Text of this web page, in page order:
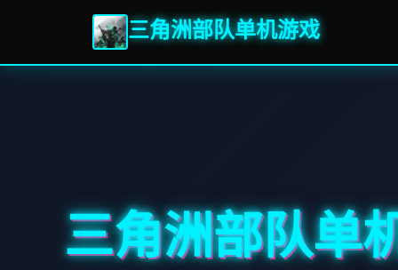
三角洲部队单机游戏
三角洲部队单